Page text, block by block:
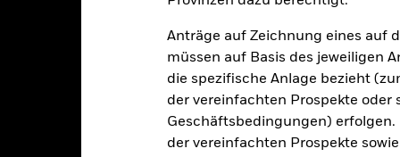
Anträge auf Zeichnung eines auf
müssen auf Basis des jeweiligen
die spezifische Anlage bezieht
der vereinfachten Prospekte oder
Geschäftsbedingungen) erfolgen.
der vereinfachten Prospekte
Eckdaten
EUR 588 337 590,88 Auflegung Anteilsklasse